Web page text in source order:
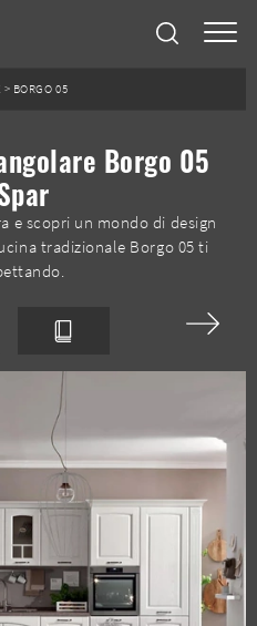
> BORGO 05
Borgo 05
e scopri un mondo di design
tradizionale Borgo 05 ti